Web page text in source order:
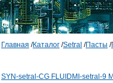
Главная /Каталог /Setral /Пасты /
SYN-setral-CG FLUID MI-setral-9